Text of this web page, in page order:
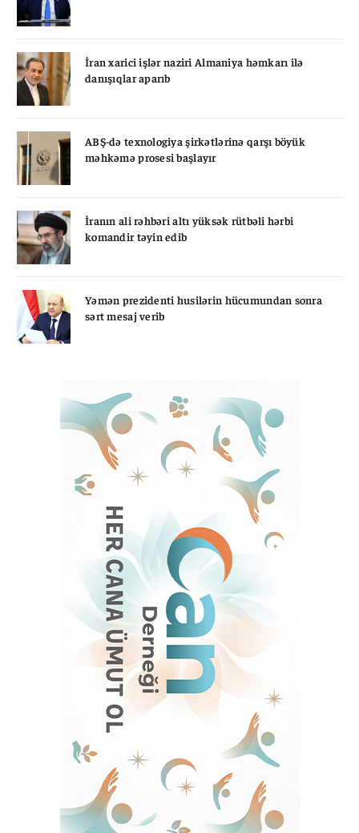
İran xarici işlər naziri Almaniya həmkarı ilə
danışıqlar aparıb
ABŞ-də texnologiya şirkətlərinə qarşı böyük
məhkəmə prosesi başlayır
İranın ali rəhbəri altı yüksək rütbəli hərbi
komandir təyin edib
Yəmən prezidenti husilərin hücumundan sonra
sərt mesaj verib